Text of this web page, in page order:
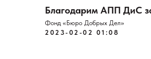
Благодарим АПП ДиС
Фонд «Бюро Добрых Дел»
2023-02-02 01:08